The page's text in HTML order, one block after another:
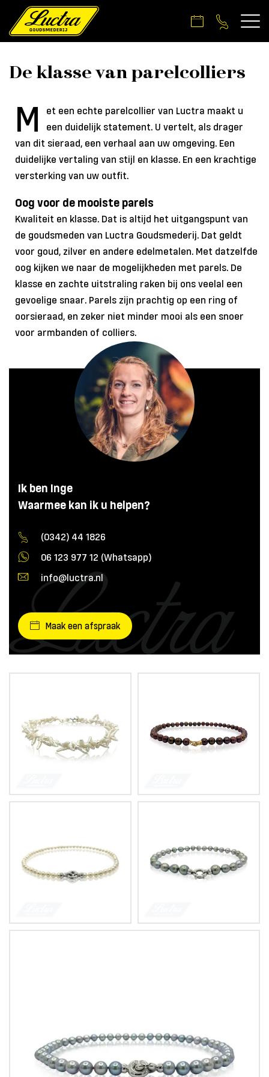
De klasse van parelcolliers
M
et een echte parelcollier van Luctra maakt u
een duidelijk statement. U vertelt, als drager
van dit sieraad, een verhaal aan uw omgeving. Een
duidelijke vertaling van stijl en klasse. En een krachtige
versterking van uw outfit.
Oog voor de mooiste parels
Kwaliteit en klasse. Dat is altijd het uitgangspunt van
de goudsmeden van Luctra Goudsmederij. Dat geldt
voor goud, zilver en andere edelmetalen. Met datzelfde
oog kijken we naar de mogelijkheden met parels. De
klasse en zachte uitstraling raken bij ons veelal een
gevoelige snaar. Parels zijn prachtig op een ring of
oorsieraad, en zeker niet minder mooi als een snoer
voor armbanden of colliers.
Ik ben Inge
Waarmee kan ik u helpen?
(0342) 44 1826
06 123 977 12 (Whatsapp)
info@luctra.nl
Maak een afspraak